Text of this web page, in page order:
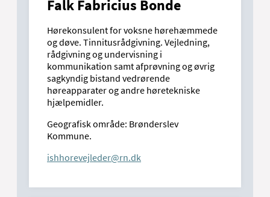
Falk Fabricius Bonde
Hørekonsulent for voksne hørehæmmede
og døve. Tinnitusrådgivning. Vejledning,
rådgivning og undervisning i
kommunikation samt afprøvning og øvrig
sagkyndig bistand vedrørende
høreapparater og andre høretekniske
hjælpemidler.
Geografisk område: Brønderslev
Kommune.
ishhorevejleder@rn.dk